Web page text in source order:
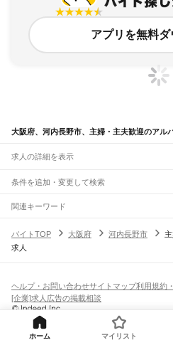
アプリを無料
大阪府、河内長野市、主婦・主夫歓迎のアル
求人の詳細を表示
条件を追加・変更して検索
市区町村を追加・変更
大阪府すべて
平野区北区中央区
堺市すべて
堺区
北区
岸和田市 池田市 吹田市
駅を追加・変更
JR神戸線(大阪～神戸)
大阪駅 塚本駅
大和路線
柏原駅 志紀駅
職種を追加・変更
飲食・フードサービスすべて
ホールスタッフキッチンスタッフ 皿洗い
パン屋（ベーカリー）
飲食店補助（開店・閉店準備）
飲食店（
営業・販売
人気
日払いOK高校生歓迎
ピアスOK
オープニングスタッフ
勤務期間
雇用形態を追加・変更
アルバイト・パート
正社員
都道府県を変更
関連キーワード
大阪府 大阪市 主婦・主夫歓迎 案内 大阪
大阪府 河内長野市 w ワーク歓迎
バイトTOP 大阪府 河内長野市
求人
ヘルプ・お問い合わせサイトマップ利用規約
[企業]求人広告の掲載相談
ホーム マイリスト